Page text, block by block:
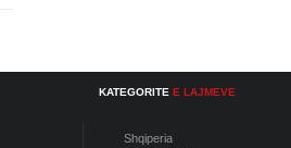
KATEGORITE E LAJMEVE
Shqiperia